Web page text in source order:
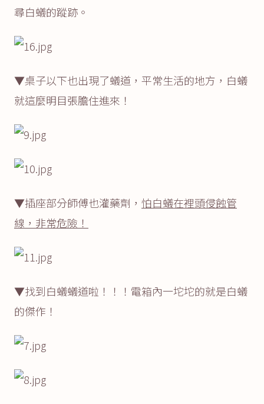
尋白蟻的蹤跡。
▼桌子以下也出現了蟻道，平常生活的地方，白蟻
就這麼明目張膽住進來！
▼插座部分師傅也灌藥劑， 怕白蟻在裡頭侵蝕管
線， 非常危險！
▼找到白蟻蟻道啦！！！電箱內一坨坨的就是白蟻
的傑作！